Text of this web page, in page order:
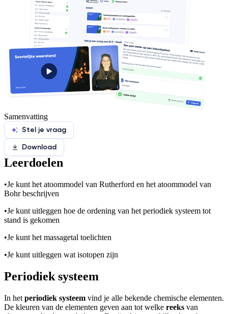
Samenvatting
Stel je vraag
Download
Leerdoelen
•Je kunt het atoommodel van Rutherford en het atoommodel van
Bohr beschrijven
•Je kunt uitleggen hoe de ordening van het periodiek systeem tot
stand is gekomen
•Je kunt het massagetal toelichten
•Je kunt uitleggen wat isotopen zijn
Periodiek systeem
In het periodiek systeem vind je alle bekende chemische elementen.
De kleuren van de elementen geven aan tot welke reeks van